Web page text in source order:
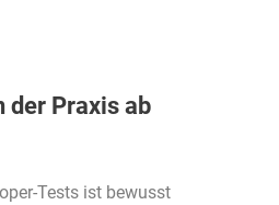
der Praxis ab
Tests ist bewusst